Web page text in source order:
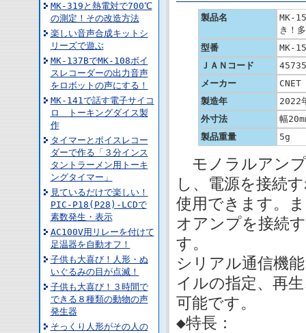
MK-319と熱電対で700℃
の測定！その改造方法
楽しい音声合成キットシ
リーズで遊ぶ
MK-137BでMK-108ボイ
スレコーダーの出力音声
をロボットの声にする！
MK-141で話す電子サイコ
ロ トーキングダイス製
作
タイマーとボイスレコー
ダーで作る「３分インス
タントラーメン用トーキ
ングタイマー」
見ているだけで楽しい！
PIC-P18(P28)-LCDで
素数発生・表示
AC100V用リレーを付けて
足温器を自動オフ！
子供も大喜び！人形・ぬ
いぐるみの目が点滅！
子供も大喜び！３時間で
できる８種類の動物の声
発生器
そっくり人形がその人の
製品名
MK-
き！
型番
MK-
ＪＡＮコード
メーカー
製造年
2022
外寸法
幅
製品重量
5g
モノラルアン
し、電源を接続
使用できます。
オアンプを接続
す。
シリアル通信機
イルの指定、再
可能です。
◆特長：